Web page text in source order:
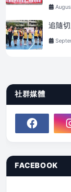
追隨
社群媒體
FACEBOOK